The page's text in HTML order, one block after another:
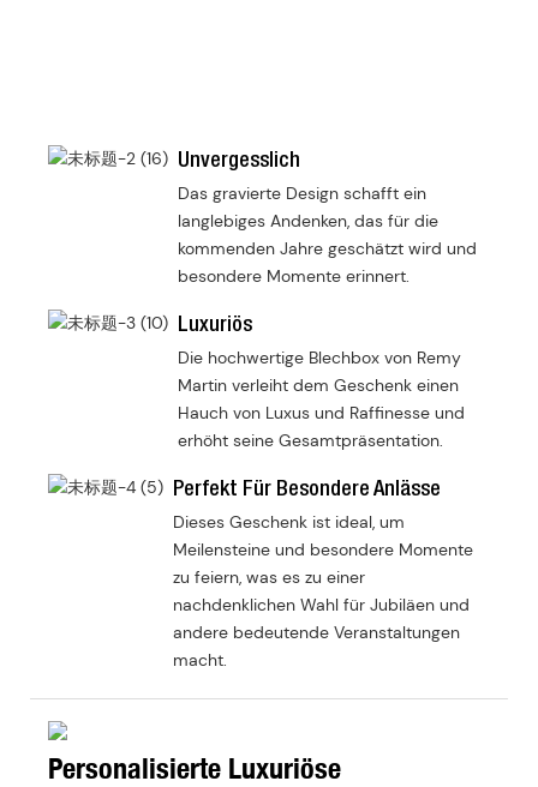
Unvergesslich
Das gravierte Design schafft ein
langlebiges Andenken, das für die
kommenden Jahre geschätzt wird und
besondere Momente erinnert.
Luxuriös
Die hochwertige Blechbox von Remy
Martin verleiht dem Geschenk einen
Hauch von Luxus und Raffinesse und
erhöht seine Gesamtpräsentation.
Perfekt Für Besondere Anlässe
Dieses Geschenk ist ideal, um
Meilensteine ​​und besondere Momente
zu feiern, was es zu einer
nachdenklichen Wahl für Jubiläen und
andere bedeutende Veranstaltungen
macht.
Personalisierte Luxuriöse